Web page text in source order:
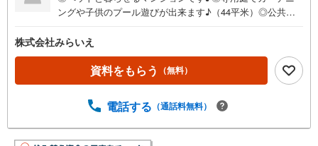
ングや子供のプール遊びが出来ます♪（44平米）◎公共施
株式会社みらいえ
資料をもらう （無料）
電話する （通話料無料）